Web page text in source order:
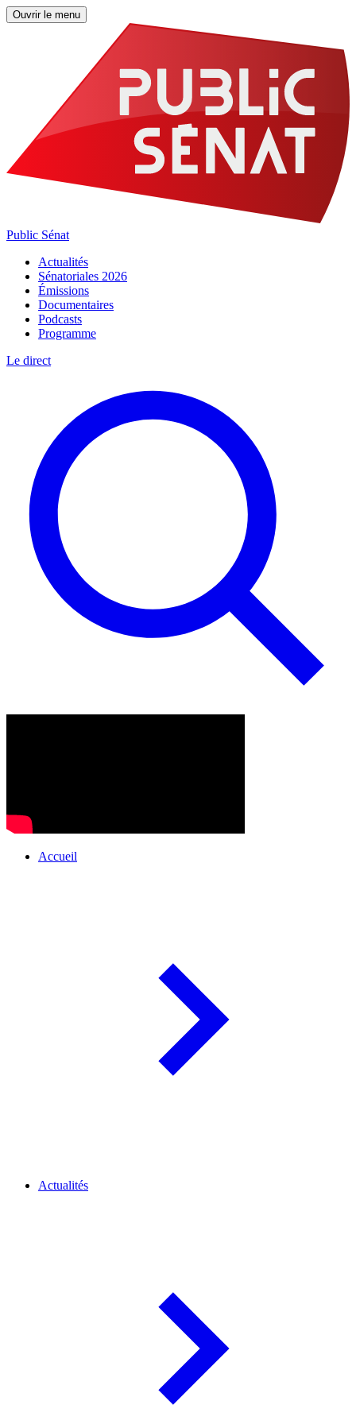
Ouvrir le menu
Public Sénat
Actualités
Sénatoriales 2026
Émissions
Documentaires
Podcasts
Programme
Le direct
Accueil
Actualités